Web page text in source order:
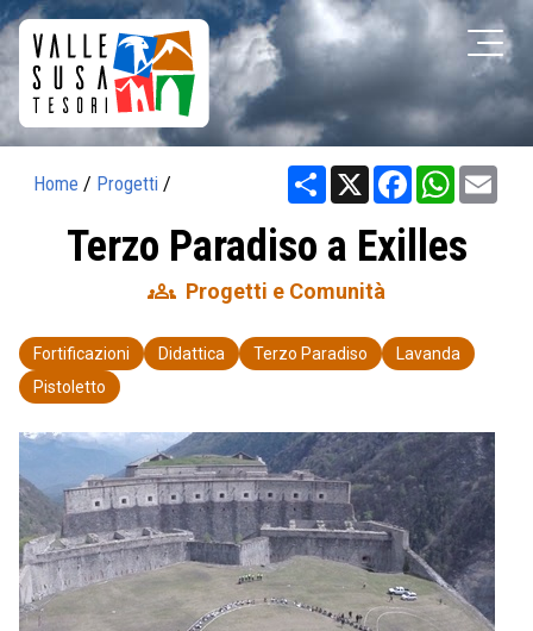
Home / Progetti / Share X Facebook
Terzo Paradiso a Exilles
groups Progetti e Comunità
Fortificazioni Didattica Terzo Paradiso
Lavanda
Pistoletto